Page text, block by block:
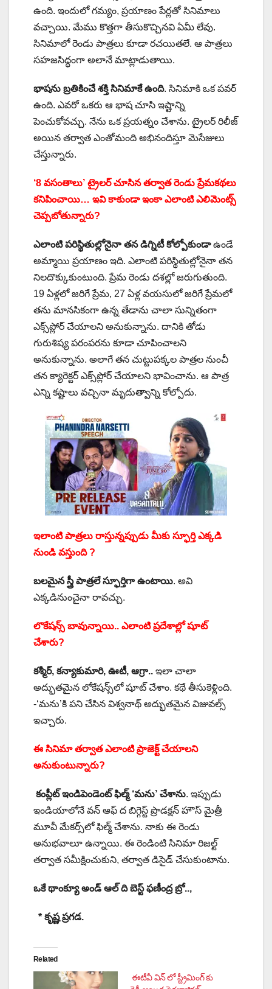
ఉంది. ఇందులో గమ్యం, ప్రయాణం పేర్లతో సినిమాలు
వచ్చాయి. మేము కొత్తగా తీసుకొచ్చినవి ఏమీ లేవు.
సినిమాలో రెండు పాత్రలు కూడా రచయితలే. ఆ పాత్రలు
సహజసిద్ధంగా అలానే మాట్లాడుతాయి.
భాషను బ్రతికించే శక్తి సినిమాకే ఉంది. సినిమాకి ఒక పవర్
ఉంది. ఎవరో ఒకరు ఆ భాష చూసి ఇష్టాన్ని
పెంచుకోవచ్చు. నేను ఒక ప్రయత్నం చేశాను. ట్రైలర్ రిలీజ్
అయిన తర్వాత ఎంతోమంది అభినందిస్తూ మెసేజులు
చేస్తున్నారు.
‘8 వసంతాలు’ ట్రైలర్ చూసిన తర్వాత రెండు ప్రేమకథలు
కనిపించాయి… ఇవి కాకుండా ఇంకా ఎలాంటి ఎలిమెంట్స్
చెప్పబోతున్నారు?
ఎలాంటి పరిస్థితుల్లోనైనా తన డిగ్నిటీ కోల్పోకుండాఉండే
అమ్మాయి ప్రయాణం ఇది. ఎలాంటి పరిస్థితుల్లోనైనా తన
నిలదొక్కుకుంటుంది. ప్రేమ రెండు దశల్లో జరుగుతుంది.
19 ఏళ్లలో జరిగే ప్రేమ, 27 ఏళ్ల వయసులో జరిగే ప్రేమలో
తను మానసికంగా ఉన్న తేడాను చాలా సున్నితంగా
ఎక్స్‌ప్లోర్ చేయాలని అనుకున్నాను. దానికి తోడు
గురుశిష్య పరంపరను కూడా చూపించాలని
అనుకున్నాను. అలాగే తన చుట్టుపక్కల పాత్రల నుంచీ
తన క్యారెక్టర్ ఎక్స్‌ప్లోర్ చేయాలని భావించాను. ఆ పాత్ర
ఎన్ని కష్టాలు వచ్చినా మృదుత్వాన్ని కోల్పోదు.
ఇలాంటి పాత్రలు రాస్తున్నప్పుడు మీకు స్ఫూర్తి ఎక్కడి
నుండి వస్తుంది ?
బలమైన స్త్రీ పాత్రలే స్ఫూర్తిగా ఉంటాయి. అవి
ఎక్కడినుంచైనా రావచ్చు.
లొకేషన్స్ బావున్నాయి.. ఎలాంటి ప్రదేశాల్లో షూట్
చేశారు?
కశ్మీర్, కన్యాకుమారి, ఊటీ, ఆగ్రా.. ఇలా చాలా
అద్భుతమైన లోకేషన్స్‌లో షూట్ చేశాం. కథే తీసుకెళ్లింది.
-‘మను’కి పని చేసిన విశ్వనాథ్ అద్భుతమైన విజువల్స్
ఇచ్చారు.
ఈ సినిమా తర్వాత ఎలాంటి ప్రాజెక్ట్ చేయాలని
అనుకుంటున్నారు?
కంప్లీట్ ఇండిపెండెంట్ ఫిల్మ్ ‘మను’ చేశాను. ఇప్పుడు
ఇండియాలోనే వన్ ఆఫ్ ద బిగ్గెస్ట్ ప్రొడక్షన్ హౌస్ మైత్రీ
మూవీ మేకర్స్‌లో ఫిల్మ్ చేశాను. నాకు ఈ రెండు
అనుభవాలూ ఉన్నాయి. ఈ రెండింటి సినిమా రిజల్ట్
తర్వాత సమీక్షించుకుని, తర్వాత డిసైడ్ చేసుకుంటాను.
ఒకే థాంక్యూ అండ్ ఆల్ ది బెస్ట్ ఫణీంద్ర బ్రో..,
* కృష్ణ ప్రగడ.
Related
ఈటీవీ విన్ లో స్ట్రీమింగ్ కు